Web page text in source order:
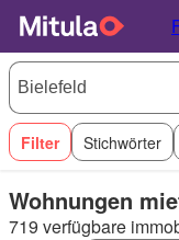
Filter Stichwörter
Wohnungen
719 verfügbare